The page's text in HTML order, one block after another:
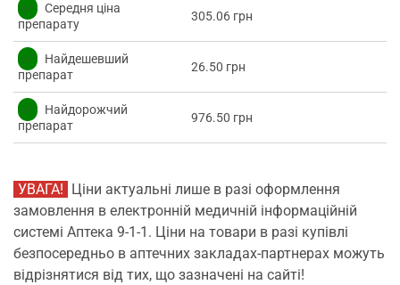
✅
Середня ціна
препарату
305.06 грн
✅
Найдешевший
препарат
26.50 грн
✅
Найдорожчий
препарат
976.50 грн
УВАГА!
Ціни актуальні лише в разі оформлення
замовлення в електронній медичній інформаційній
системі Аптека 9-1-1. Ціни на товари в разі купівлі
безпосередньо в аптечних закладах-партнерах можуть
відрізнятися від тих, що зазначені на сайті!